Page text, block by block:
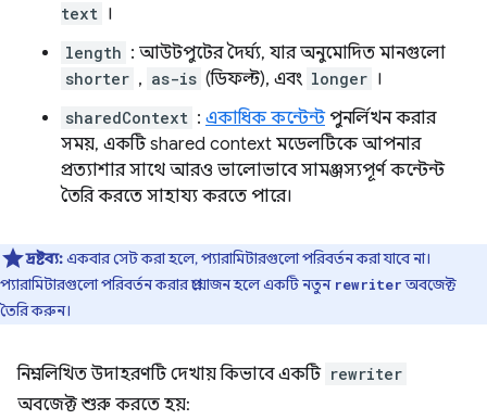
text ।
length : আউটপুটের দৈর্ঘ্য, যার অনুমোদিত মানগুলো
shorter , as-is (ডিফল্ট), এবং longer ।
sharedContext : একাধিক কন্টেন্টপুনর্লিখন করার
সময়, একটি shared context মডেলটিকে আপনার
প্রত্যাশার সাথে আরও ভালোভাবে সামঞ্জস্যপূর্ণ কন্টেন্ট
তৈরি করতে সাহায্য করতে পারে।
দ্রষ্টব্য:একবার সেট করা হলে, প্যারামিটারগুলো পরিবর্তন করা যাবে না।
প্যারামিটারগুলো পরিবর্তন করার প্রয়োজন হলে একটি নতুন rewriterঅবজেক্ট
তৈরি করুন।
নিম্নলিখিত উদাহরণটি দেখায় কিভাবে একটি rewriter
অবজেক্ট শুরু করতে হয়: